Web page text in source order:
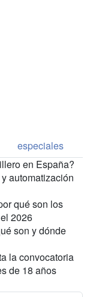
especiales
en España?
automatización
qué son los
2026
son y dónde
la convocatoria
de 18 años